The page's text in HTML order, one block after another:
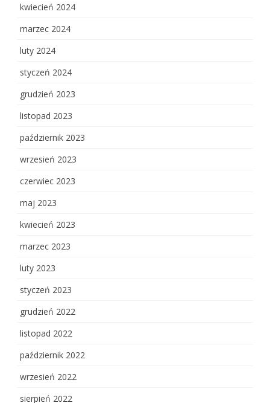
kwiecień 2024
marzec 2024
luty 2024
styczeń 2024
grudzień 2023
listopad 2023
październik 2023
wrzesień 2023
czerwiec 2023
maj 2023
kwiecień 2023
marzec 2023
luty 2023
styczeń 2023
grudzień 2022
listopad 2022
październik 2022
wrzesień 2022
sierpień 2022